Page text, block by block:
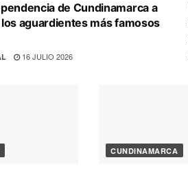
de Cundinamarca a
aguardientes más famosos
16 JULIO 2026
CUNDINAMARCA